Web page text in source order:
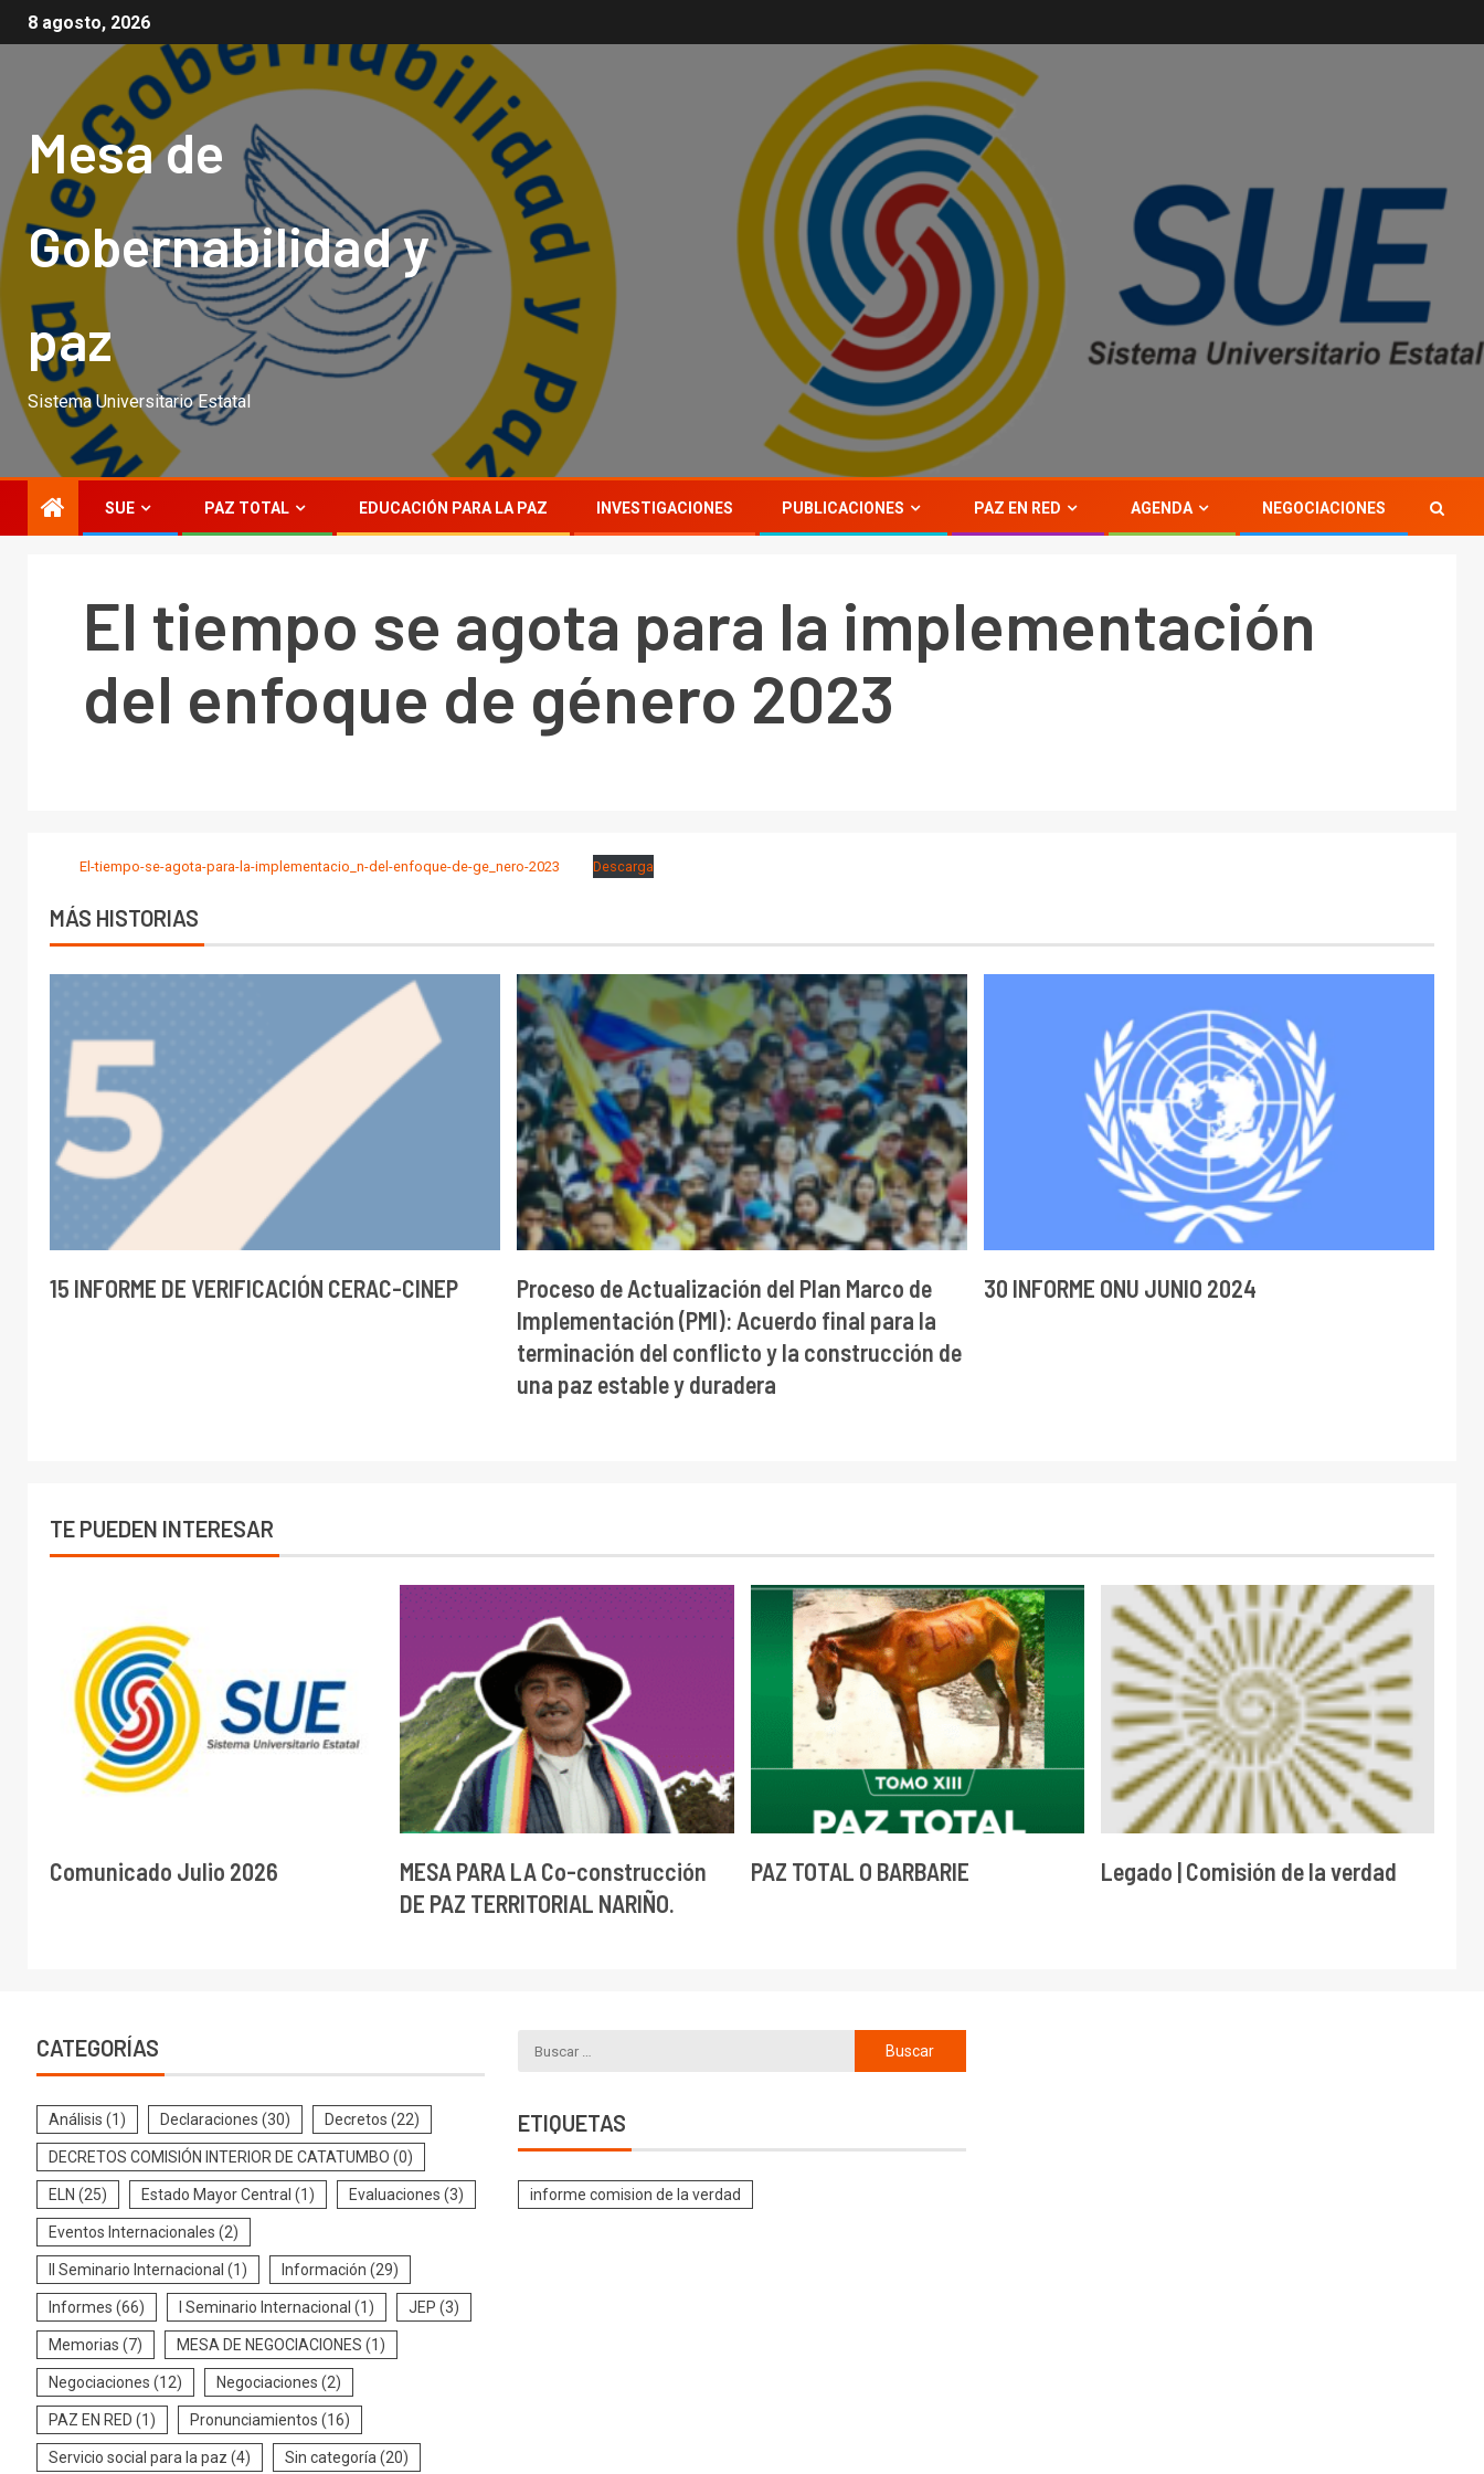
8 agosto, 2026
Mesa de
Gobernabilidad y
paz
Sistema Universitario Estatal
SUE PAZ TOTAL EDUCACIÓN PARA LA PAZ INVESTIGACIONES PUBLICACIONES PAZ EN RED AGENDA NEGOCIACIONES
El tiempo se agota para la implementación
del enfoque de género 2023
El-tiempo-se-agota-para-la-implementacio_n-del-enfoque-de-ge_nero-2023 Descarga
MÁS HISTORIAS
15 INFORME DE VERIFICACIÓN CERAC-CINEP
Proceso de Actualización del Plan Marco de
Implementación (PMI): Acuerdo final para la
terminación del conflicto y la construcción de
una paz estable y duradera
30 INFORME ONU JUNIO 2024
TE PUEDEN INTERESAR
Comunicado Julio 2026
MESA PARA LA Co-construcción
DE PAZ TERRITORIAL NARIÑO.
PAZ TOTAL O BARBARIE Legado | Comisión de la verdad
CATEGORÍAS
Análisis (1) Declaraciones (30) Decretos (22)
DECRETOS COMISIÓN INTERIOR DE CATATUMBO (0)
ELN (25) Estado Mayor Central (1) Evaluaciones (3)
Eventos Internacionales (2)
II Seminario Internacional (1) Información (29)
Informes (66) I Seminario Internacional (1) JEP (3)
Memorias (7) MESA DE NEGOCIACIONES (1)
Negociaciones (12) Negociaciones (2)
PAZ EN RED (1) Pronunciamientos (16)
Servicio social para la paz (4) Sin categoría (20)
ETIQUETAS
informe comision de la verdad